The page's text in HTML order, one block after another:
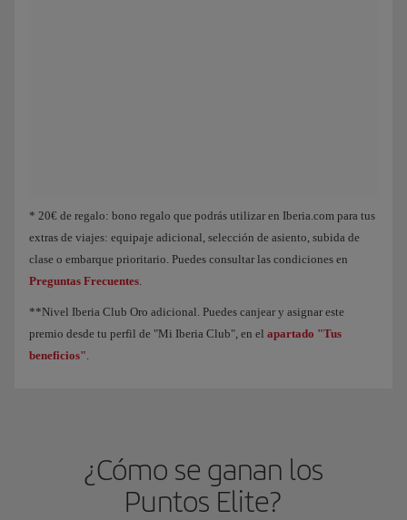
* 20€ de regalo: bono regalo que podrás utilizar en Iberia.com para tus
extras de viajes: equipaje adicional, selección de asiento, subida de
clase o embarque prioritario. Puedes consultar las condiciones en
Preguntas Frecuentes
**Nivel Iberia Club Oro adicional. Puedes canjear y asignar este
premio desde tu perfil de "Mi Iberia Club", en el apartado "Tus
beneficios"
¿Cómo se ganan los
Puntos Elite?